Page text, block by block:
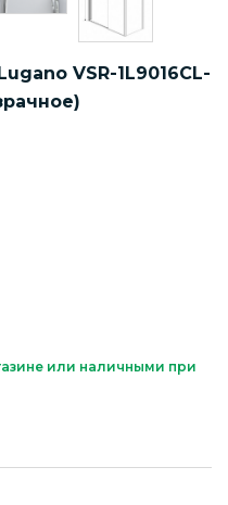
VSR-1L9016CL-
или наличными при